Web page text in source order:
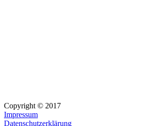
Copyright © 2017
Impressum
Datenschutzerklärung